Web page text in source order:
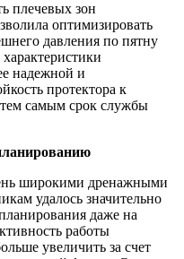
плечевых зон
оптимизировать
давления по пятну
надежной и
протектора к
самым срок службы
широкими дренажными
удалось значительно
даже на
работы
увеличить за счет